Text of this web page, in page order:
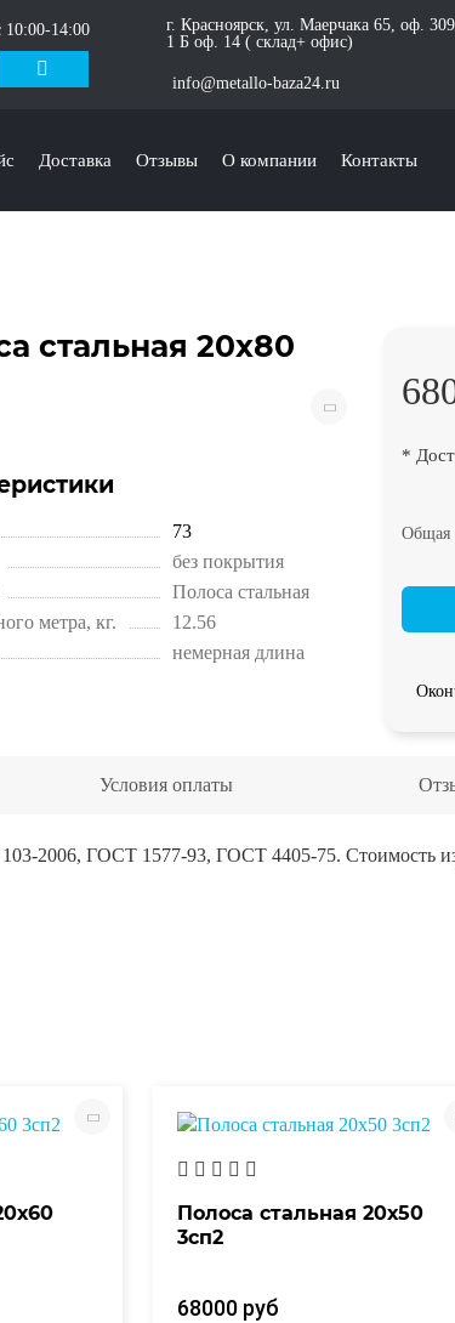
10:00-14:00
г. Красноярск, ул. Маерчака 65, оф.
1 Б оф. 14 ( склад+ офис)
info@metallo-baza24.ru
Доставка Отзывы О компании Контакты
стальная 20х80
73
без покрытия
Полоса стальная
метра, кг.
12.56
немерная длина
*
Общая
Условия оплаты
2006, ГОСТ 1577-93, ГОСТ 4405-75. Стоимость
Полоса стальная 20х50
3сп2
68000 руб